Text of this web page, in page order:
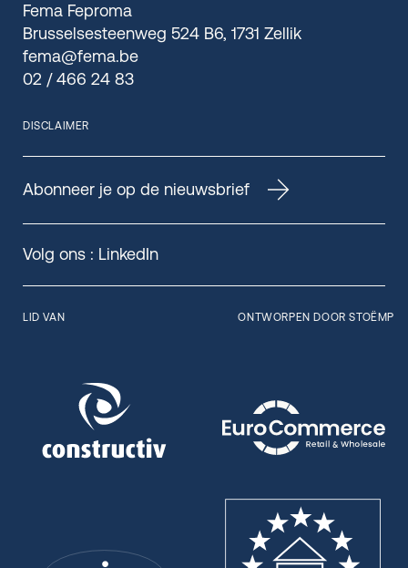
Fema Feproma
Brusselsesteenweg 524 B6, 1731 Zellik
fema@fema.be
02 / 466 24 83
DISCLAIMER
Abonneer je op de nieuwsbrief
Volg ons : LinkedIn
LID VAN ONTWORPEN DOOR STOËMP